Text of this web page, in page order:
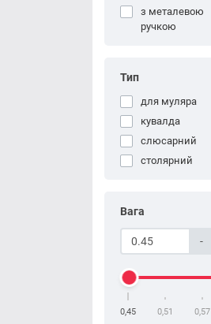
з металевою
ручкою
Тип
для муляра
кувалда
слюсарний
столярний
Вага
-
0,45 0,51 0,57